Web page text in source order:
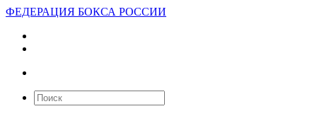
ФЕДЕРАЦИЯ БОКСА РОССИИ